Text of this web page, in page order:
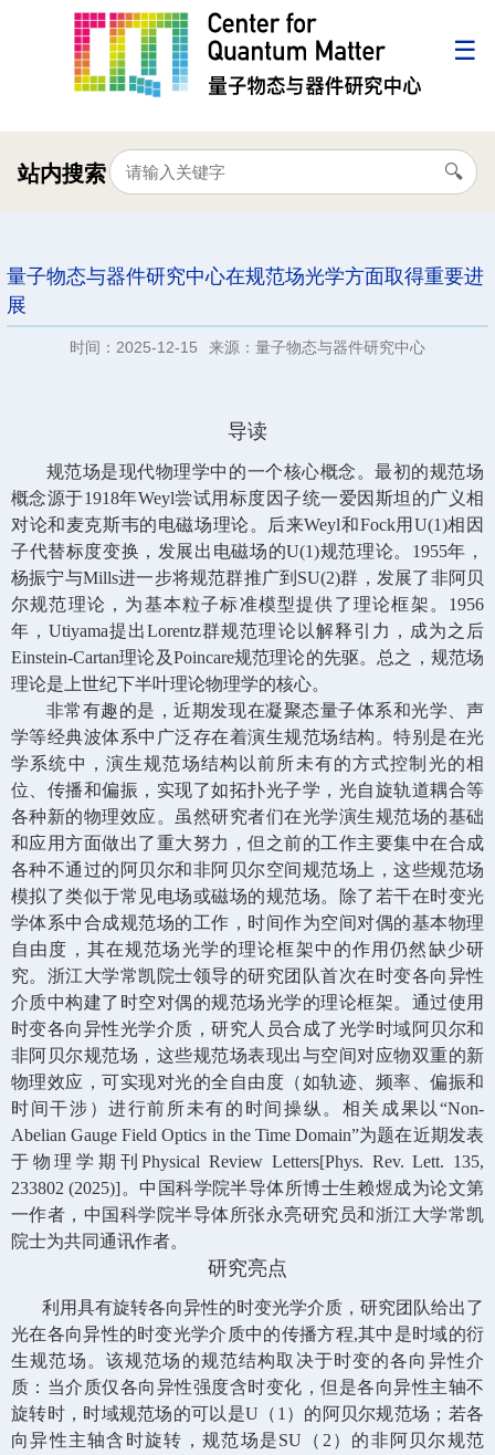
站内搜索
量子物态与器件研究中心在规范场光学方面取得重要进
展
时间：2025-12-15 来源：量子物态与器件研究中心
导读
规范场是现代物理学中的一个核心概念。最初的规范场
概念源于1918年Weyl尝试用标度因子统一爱因斯坦的广义相
对论和麦克斯韦的电磁场理论。后来Weyl和Fock用 U(1)相因
子代替标度变换，发展出电磁场的U(1)规范理论。 1955年，
杨振宁与Mills进一步将规范群推广到 SU(2)群，发展了非阿贝
尔规范理论，为基本粒子标准模型提供了理论框架。 1956
年，Utiyama提出Lorentz群规范理论以解释引力，成为之后
Einstein-Cartan理论及Poincare规范理论的先驱。总之，规范场
理论是上世纪下半叶理论物理学的核心。
非常有趣的是，近期发现在凝聚态量子体系和光学、声
学等经典波体系中广泛存在着演生规范场结构。特别是在光
学系统中，演生规范场结构以前所未有的方式控制光的相
位、传播和偏振，实现了如拓扑光子学，光自旋轨道耦合等
各种新的物理效应。虽然研究者们在光学演生规范场的基础
和应用方面做出了重大努力，但之前的工作主要集中在合成
各种不通过的阿贝尔和非阿贝尔空间规范场上，这些规范场
模拟了类似于常见电场或磁场的规范场。除了若干在时变光
学体系中合成规范场的工作，时间作为空间对偶的基本物理
自由度，其在规范场光学的理论框架中的作用仍然缺少研
究。浙江大学常凯院士领导的研究团队首次在时变各向异性
介质中构建了时空对偶的规范场光学的理论框架。通过使用
时变各向异性光学介质，研究人员合成了光学时域阿贝尔和
非阿贝尔规范场，这些规范场表现出与空间对应物双重的新
物理效应，可实现对光的全自由度（如轨迹、频率、偏振和
时间干涉）进行前所未有的时间操纵。相关成果以“Non-
Abelian Gauge Field Optics in the Time Domain”为题在近期发表
于物理学期刊Physical Review Letters[Phys. Rev. Lett. 135,
233802 (2025)]。中国科学院半导体所博士生赖煜成为论文第
一作者，中国科学院半导体所张永亮研究员和浙江大学常凯
院士为共同通讯作者。
研究亮点
利用具有旋转各向异性的时变光学介质，研究团队给出了
光在各向异性的时变光学介质中的传播方程,其中是时域的衍
生规范场。该规范场的规范结构取决于时变的各向异性介
质：当介质仅各向异性强度含时变化，但是各向异性主轴不
旋转时，时域规范场的可以是U （ 1 ）的阿贝尔规范场；若各
向异性主轴含时旋转，规范场是SU （ 2 ）的非阿贝尔规范